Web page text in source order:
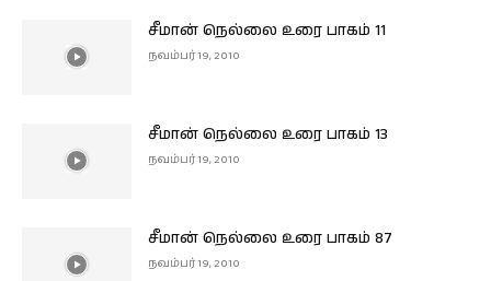
சீமான் நெல்லை உரை பாகம் 11
நவம்பர் 19, 2010
சீமான் நெல்லை உரை பாகம் 13
நவம்பர் 19, 2010
சீமான் நெல்லை உரை பாகம் 87
நவம்பர் 19, 2010